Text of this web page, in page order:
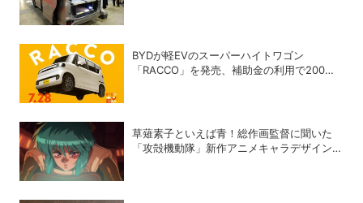
BYDが軽EVのスーパーハイトワゴン
「RACCO」を発売、補助金の利用で200万
草薙素子といえば青！総作画監督に聞いた
「攻殻機動隊」新作アニメキャラデザインの